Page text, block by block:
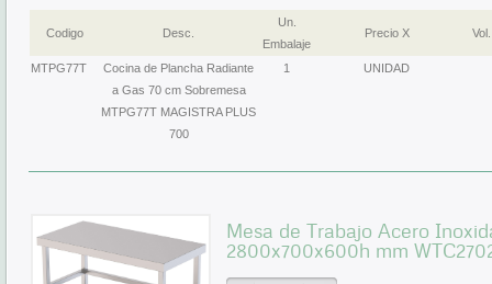
Codigo Desc.
Un.
Embalaje
Precio X Vol.
MTPG77T
Cocina de Plancha Radiante
a Gas 70 cm Sobremesa
MTPG77T MAGISTRA PLUS
700
1 UNIDAD
Mesa de Trabajo Acero
2800x700x600h mm